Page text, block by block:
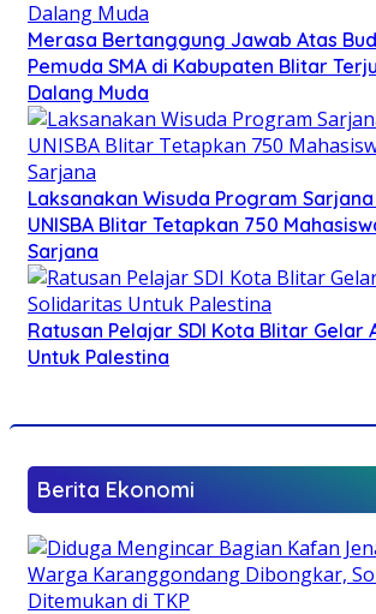
Merasa Bertanggung Jawab Atas
Pemuda SMA di Kabupaten Blitar
Dalang Muda
Laksanakan Wisuda Program Sarjana
UNISBA Blitar Tetapkan 750
Sarjana
Ratusan Pelajar SDI Kota Blitar Gelar
Untuk Palestina
Berita Ekonomi